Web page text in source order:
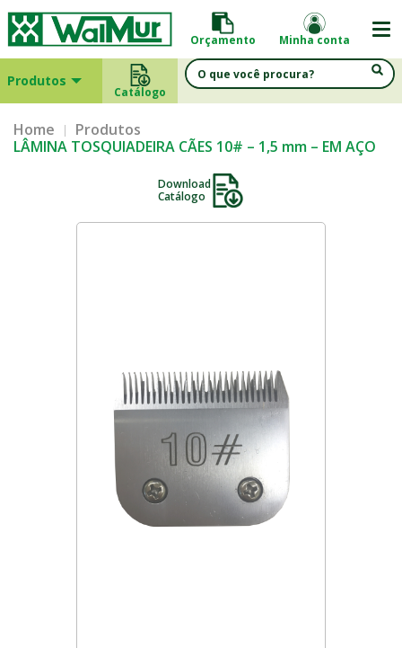
Orçamento Minha conta
Produtos
Catálogo
Home
Produtos
LÂMINA TOSQUIADEIRA CÃES 10# – 1,5 mm – EM AÇO
Download
Catálogo